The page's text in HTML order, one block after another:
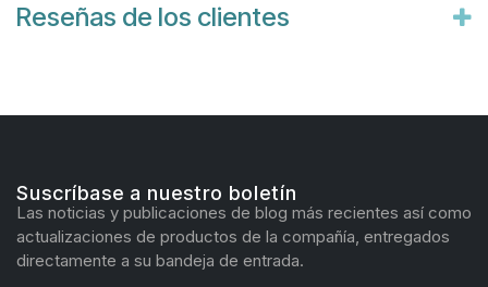
Reseñas de los clientes
Suscríbase a nuestro boletín
Las noticias y publicaciones de blog más recientes así como
actualizaciones de productos de la compañía, entregados
directamente a su bandeja de entrada.